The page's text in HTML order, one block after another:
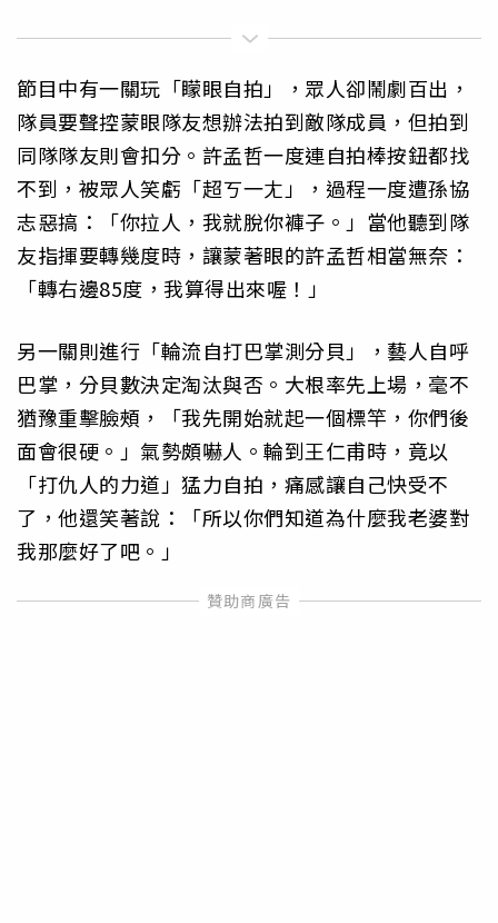
節目中有一關玩「矇眼自拍」，眾人卻鬧劇百出，
隊員要聲控蒙眼隊友想辦法拍到敵隊成員，但拍到
同隊隊友則會扣分。許孟哲一度連自拍棒按鈕都找
不到，被眾人笑虧「超ㄎ一ㄤ」，過程一度遭孫協
志惡搞：「你拉人，我就脫你褲子。」當他聽到隊
友指揮要轉幾度時，讓蒙著眼的許孟哲相當無奈：
「轉右邊85度，我算得出來喔！」
另一關則進行「輪流自打巴掌測分貝」，藝人自呼
巴掌，分貝數決定淘汰與否。大根率先上場，毫不
猶豫重擊臉頰，「我先開始就起一個標竿，你們後
面會很硬。」氣勢頗嚇人。輪到王仁甫時，竟以
「打仇人的力道」猛力自拍，痛感讓自己快受不
了，他還笑著說：「所以你們知道為什麼我老婆對
我那麼好了吧。」